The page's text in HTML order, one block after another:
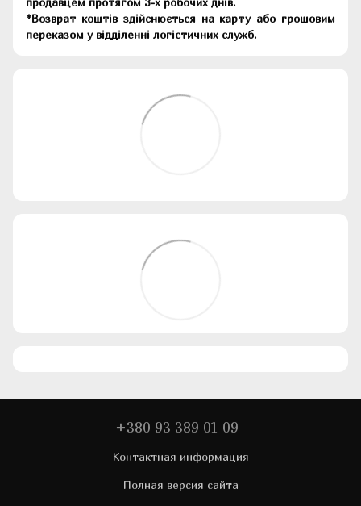
*Возврат коштів здійснюється на карту або грошовим
переказом у відділенні логістичних служб.
+380 93 389 01 09
Контактная информация
Полная версия сайта